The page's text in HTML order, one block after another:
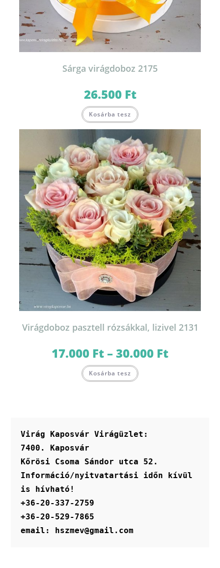
Sárga virágdoboz 2175
26.500 Ft
Kosárba tesz
Virágdoboz pasztell rózsákkal, lizivel 2131
17.000 Ft–30.000 Ft17.000 Ft
Kosárba tesz a
termékoldalon
választhatók
Virág Kaposvár Virágüzlet:
7400. Kaposvár
Kőrösi Csoma Sándor utca 52.
Információ/nyitvatartási időn kívül
is hívható!
+36-20-337-2759
+36-20-529-7865
email: hszmev@gmail.com